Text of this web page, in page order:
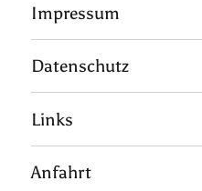
Impressum
Datenschutz
Links
Anfahrt